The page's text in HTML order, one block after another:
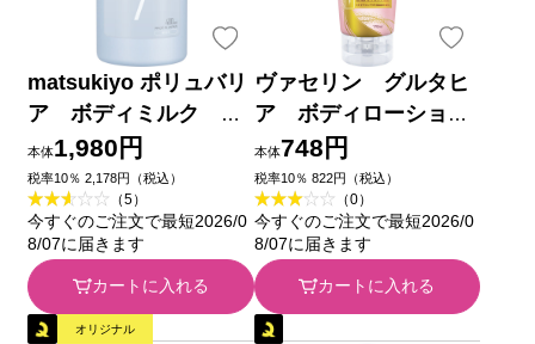
matsukiyo ポリュバリ
ア ボディミルク ト
ーンブライトニング ４
００ｍｌ
本体1,980円
税率10％ 2,178円（税込）
（5）
今すぐのご注文で最短2026/0
8/07に届きます
カートに入れる
ヴァセリン グルタヒ
ア ボディローショ
ン ブライトニング １
７０ＭＬ ユニリーバ・
ジャパン
本体748円
税率10％ 822円（税込）
（0）
今すぐのご注文で最短2026/0
8/07に届きます
カートに入れる
オリジナル